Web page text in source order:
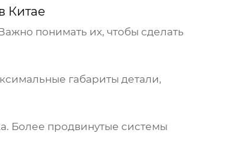
Китае
понимать их, чтобы сделать
габариты детали,
Более продвинутые системы